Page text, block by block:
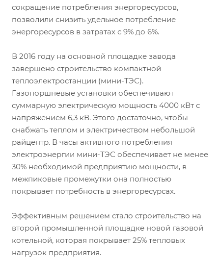
сокращение потребления энергоресурсов,
позволили снизить удельное потребление
энергоресурсов в затратах с 9% до 6%.
В 2016 году на основной площадке завода
завершено строительство компактной
теплоэлектростанции (мини-ТЭС).
Газопоршневые установки обеспечивают
суммарную электрическую мощность 4000 кВт с
напряжением 6,3 кВ. Этого достаточно, чтобы
снабжать теплом и электричеством небольшой
райцентр. В часы активного потребления
электроэнергии мини-ТЭС обеспечивает не менее
30% необходимой предприятию мощности, в
межпиковые промежутки она полностью
покрывает потребность в энергоресурсах.
Эффективным решением стало строительство на
второй промышленной площадке новой газовой
котельной, которая покрывает 25% тепловых
нагрузок предприятия.